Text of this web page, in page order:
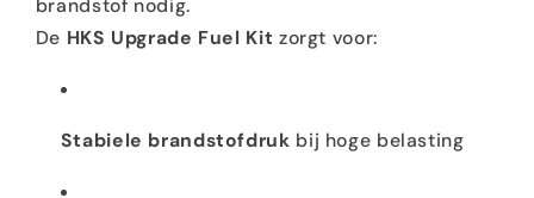
brandstof nodig.
De HKS Upgrade Fuel Kit zorgt voor:
Stabiele brandstofdruk bij hoge belasting